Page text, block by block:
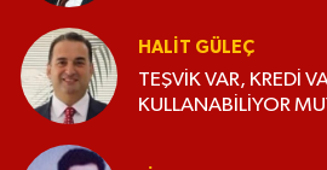
HALIT GÜLEÇ
TEŞVİK VAR, KREDİ
KULLANABİLİYOR